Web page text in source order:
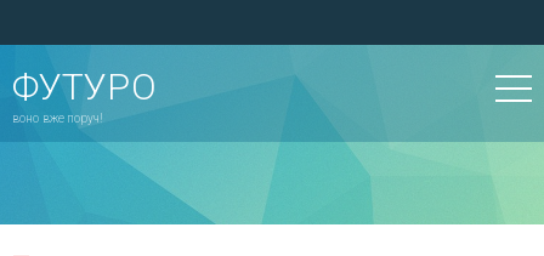
ФУТУРО
воно вже поруч!